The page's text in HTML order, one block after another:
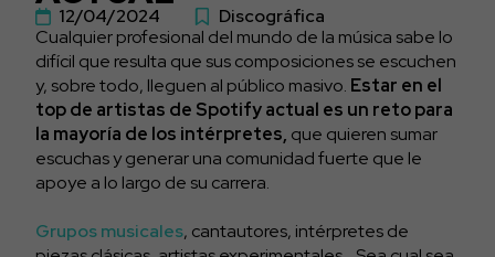
12/04/2024
Discográfica
Cualquier profesional del mundo de la música sabe lo
difícil que resulta que sus composiciones se escuchen
y, sobre todo, lleguen al público masivo. Estar en el
top de artistas de Spotify actual es un reto para
la mayoría de los intérpretes, que quieren sumar
escuchas y generar una comunidad fuerte que le
apoye a lo largo de su carrera.
Grupos musicales, cantautores, intérpretes de